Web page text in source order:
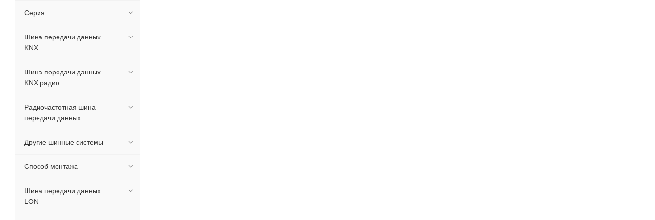
Серия
Шина передачи данных
KNX
Шина передачи данных
KNX радио
Радиочастотная шина
передачи данных
Другие шинные системы
Способ монтажа
Шина передачи данных
LON